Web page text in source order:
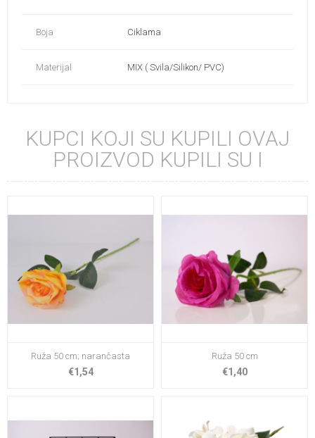
Boja Ciklama
Materijal MIX ( Svila/Silikon/ PVC)
KUPCI KOJI SU KUPILI OVAJ
PROIZVOD KUPILI SU I
Ruža 50 cm; narančasta
€1,54
Ruža 50 cm
€1,40